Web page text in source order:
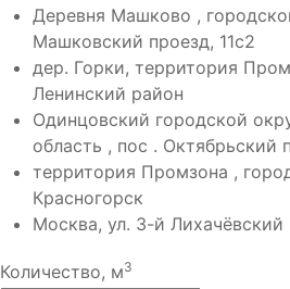
Деревня Машково ,
Машковский проезд, 11с2
дер. Горки, территория
Ленинский район
Одинцовский городской
область , пос . Октябрьский
территория Промзона ,
Красногорск
Москва, ул. 3-й Лихачёвский
Количество, м3